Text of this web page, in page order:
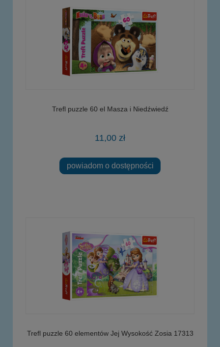
Trefl puzzle 60 el Masza i Niedźwiedź
11,00 zł
powiadom o dostępności
Trefl puzzle 60 elementów Jej Wysokość Zosia 17313